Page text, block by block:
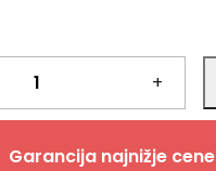
+
Garancija najnižje cene